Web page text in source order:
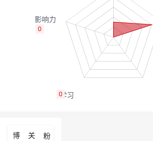
0
0
博
关
粉